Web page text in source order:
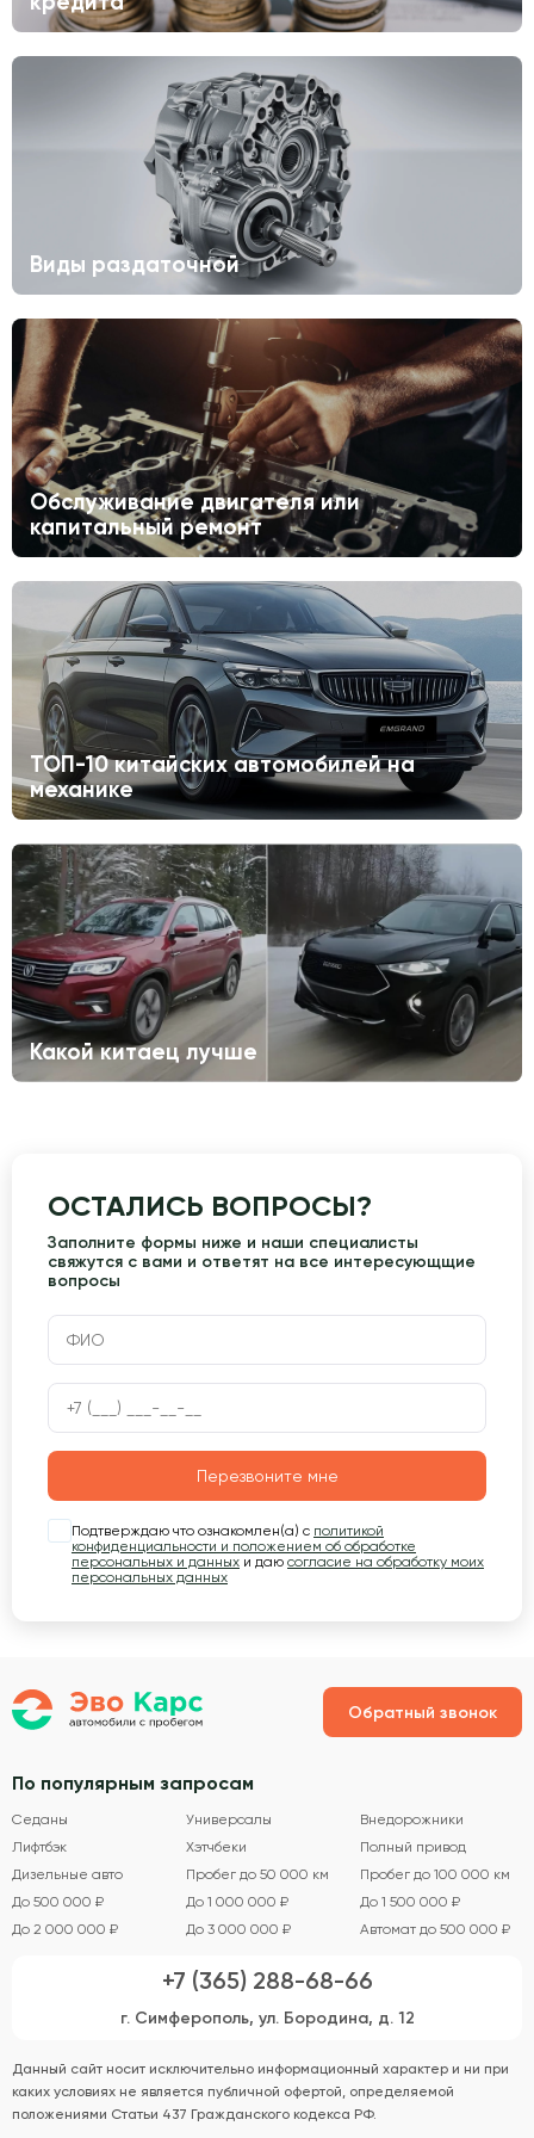
Виды раздаточной
Обслуживание двигателя или
капитальный ремонт
ТОП-10 китайских автомобилей на
механике
Какой китаец лучше
ОСТАЛИСЬ ВОПРОСЫ?
Заполните формы ниже и наши специалисты
свяжутся с вами и ответят на все интересующщие
вопросы
Перезвоните мне
Подтверждаю что ознакомлен(а) с политикой
конфиденциальности и положением об обработке
персональных и данных и даю согласие на обработку моих
персональных данных
Обратный звонок
По популярным запросам
Седаны Универсалы
Внедорожники
Лифтбэк
Хэтчбеки
Полный привод
Дизельные авто
Пробег до 50 000 км
Пробег до 100 000 км
До 500 000 ₽
До 1 000 000 ₽
До 1 500 000 ₽
До 2 000 000 ₽
До 3 000 000 ₽ Автомат до 500 000 ₽
+7 (365) 288-68-66
г. Симферополь, ул. Бородина, д. 12
Данный сайт носит исключительно информационный характер и ни при
каких условиях не является публичной офертой, определяемой
положениями Статьи 437 Гражданского кодекса РФ.